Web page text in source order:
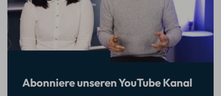
Abonniere unseren YouTube Kanal